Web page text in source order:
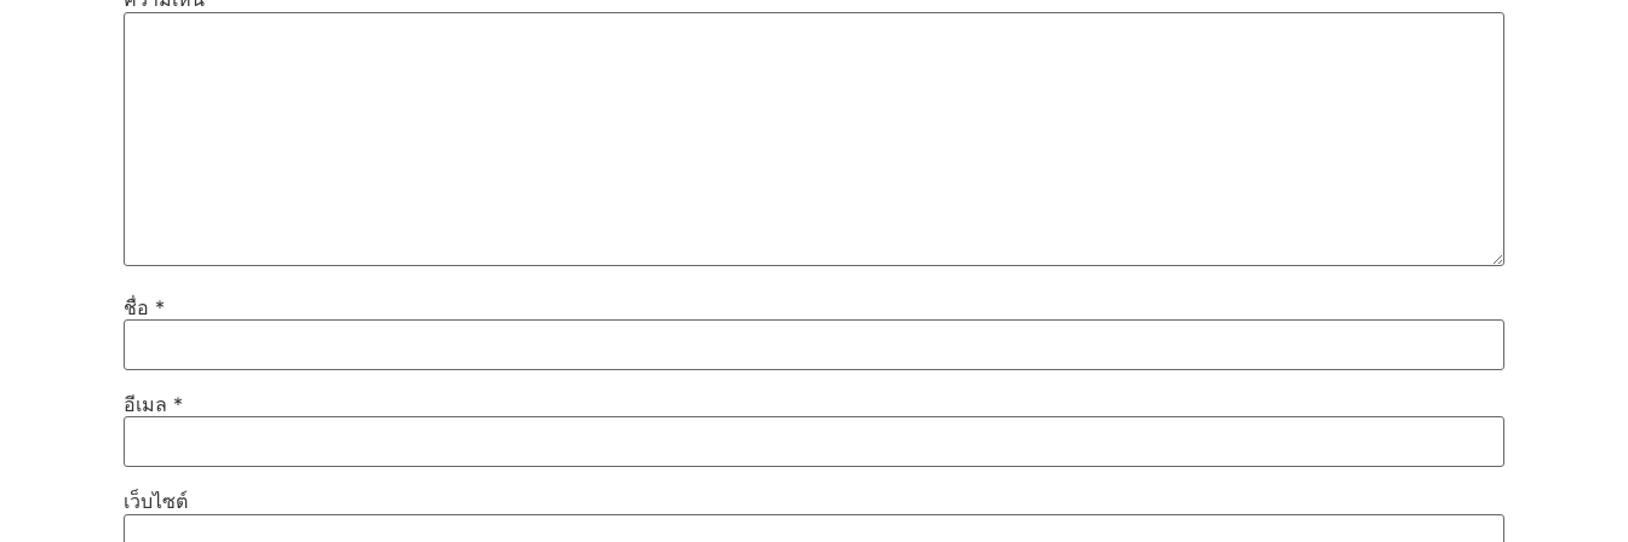
ชื่อ *
อีเมล *
เว็บไซต์